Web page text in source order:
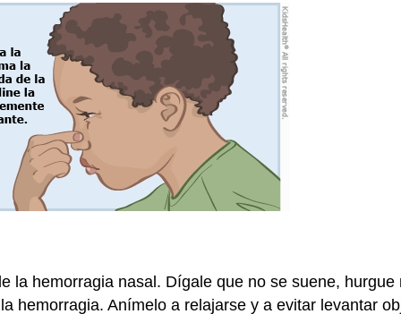
la hemorragia nasal. Dígale que no se suene,
hemorragia. Anímelo a relajarse y a evitar levantar